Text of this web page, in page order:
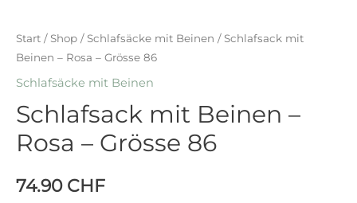
Start /Shop /Schlafsäcke mit Beinen / Schlafsack mit
Beinen – Rosa – Grösse 86
Schlafsäcke mit Beinen
Schlafsack mit Beinen –
Rosa – Grösse 86
74.90 CHF